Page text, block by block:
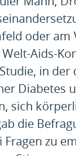
oder
Aids-
in der
Diabetes
sich
die
zu